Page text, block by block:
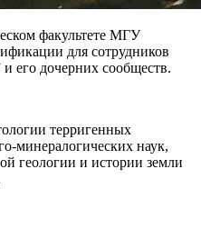
факультете МГУ
для сотрудников
дочерних сообществ.
терригенных
минералогических наук,
геологии и истории земли